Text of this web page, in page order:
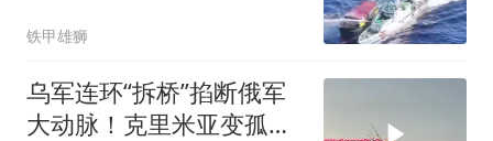
铁甲雄狮
乌军连环“拆桥”掐断俄军
大动脉！克里米亚变孤